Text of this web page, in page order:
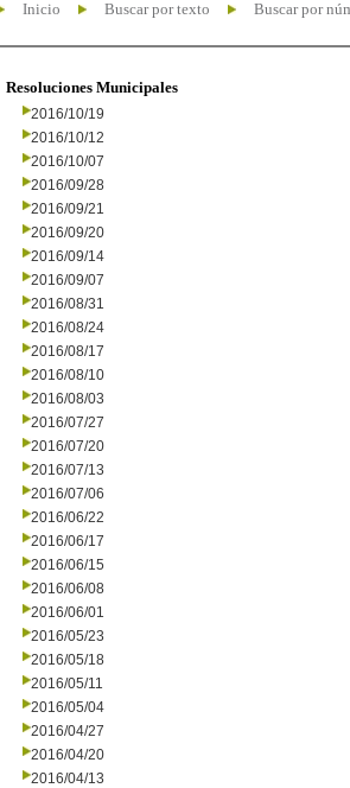
Inicio Buscar por texto Buscar por
Resoluciones Municipales
2016/10/19
2016/10/12
2016/10/07
2016/09/28
2016/09/21
2016/09/20
2016/09/14
2016/09/07
2016/08/31
2016/08/24
2016/08/17
2016/08/10
2016/08/03
2016/07/27
2016/07/20
2016/07/13
2016/07/06
2016/06/22
2016/06/17
2016/06/15
2016/06/08
2016/06/01
2016/05/23
2016/05/18
2016/05/11
2016/05/04
2016/04/27
2016/04/20
2016/04/13